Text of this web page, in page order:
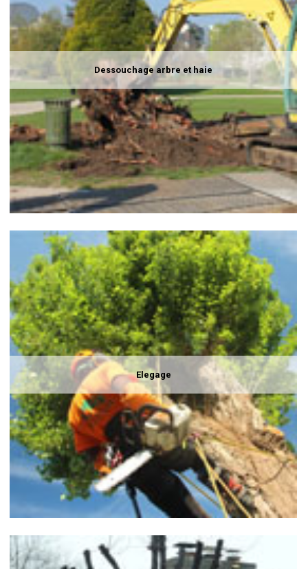
Dessouchage arbre et haie
Elegage